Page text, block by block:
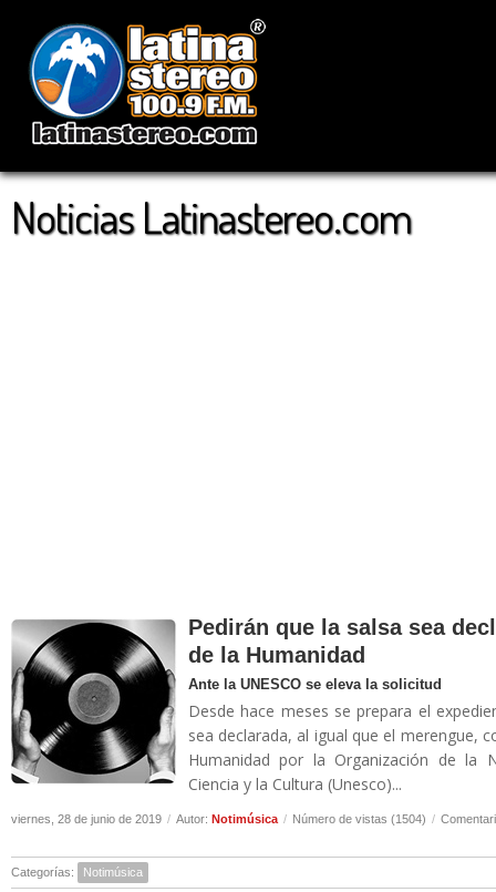
Noticias Latinastereo.com
Pedirán que la salsa sea
de la Humanidad
Ante la UNESCO se eleva la solicitud
Desde hace meses se prepara el
sea declarada, al igual que el merengue,
Humanidad por la Organización de la
Ciencia y la Cultura (Unesco)...
viernes, 28 de junio de 2019 / Autor: Notimúsica / Número de vistas (1504) /
Categorías: Notimúsica